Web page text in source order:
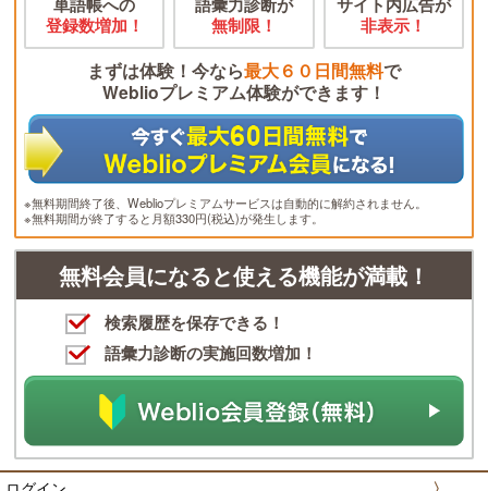
登録数増加！
無制限！
非表示！
まずは体験！今なら最大６０日間無料で
Weblioプレミアム体験ができます！
※無料期間終了後、Weblioプレミアムサービスは自動的に解約されません。
※無料期間が終了すると月額330円(税込)が発生します。
無料会員になると使える機能が満載！
検索履歴を保存できる！
語彙力診断の実施回数増加！